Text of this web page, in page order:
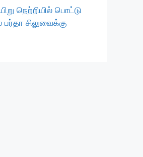
நெற்றியில் பொட்டு
சிலுவைக்கு